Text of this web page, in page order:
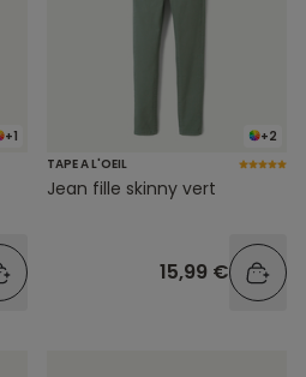
+1
+2
TAPE A L'OEIL
Jean fille skinny vert
15,99 €